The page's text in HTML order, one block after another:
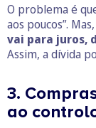
O problema é
aos poucos”.
vai para juros,
Assim, a dívida
3.
ao